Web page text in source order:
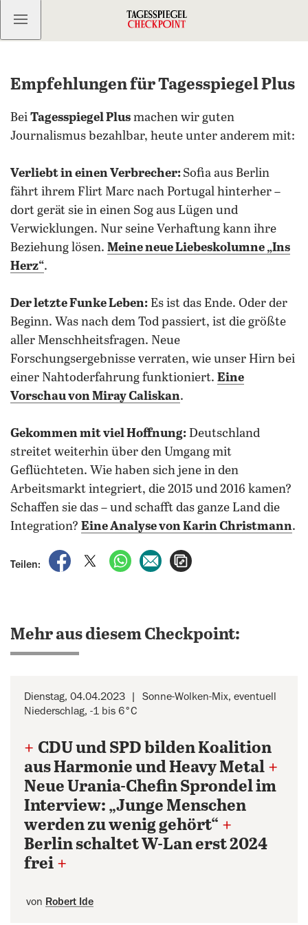
Kostenlos anmelden
Empfehlungen für Tagesspiegel Plus
Bei Tagesspiegel Plus machen wir guten
Journalismus bezahlbar, heute unter anderem mit:
Verliebt in einen Verbrecher: Sofia aus Berlin
fährt ihrem Flirt Marc nach Portugal hinterher –
dort gerät sie in einen Sog aus Lügen und
Verwicklungen. Nur seine Verhaftung kann ihre
Beziehung lösen. Meine neue Liebeskolumne „Ins
Herz“.
Der letzte Funke Leben: Es ist das Ende. Oder der
Beginn. Was nach dem Tod passiert, ist die größte
aller Menschheitsfragen. Neue
Forschungsergebnisse verraten, wie unser Hirn bei
einer Nahtoderfahrung funktioniert. Eine
Vorschau von Miray Caliskan.
Gekommen mit viel Hoffnung: Deutschland
streitet weiterhin über den Umgang mit
Geflüchteten. Wie haben sich jene in den
Arbeitsmarkt integriert, die 2015 und 2016 kamen?
Schaffen sie das – und schafft das ganze Land die
Integration? Eine Analyse von Karin Christmann.
Teilen:
auf Facebook teilen
auf X teilenper WhatsApp teilen
per E-Mail teilen
Mehr aus diesem Checkpoint:
Dienstag, 04.04.2023
Sonne-Wolken-Mix, eventuell
Niederschlag, -1 bis 6°C
+ CDU und SPD bilden Koalition
aus Harmonie und Heavy Metal +
Neue Urania-Chefin Sprondel im
Interview: „Junge Menschen
werden zu wenig gehört“ +
Berlin schaltet W-Lan erst 2024
frei +
von Robert Ide